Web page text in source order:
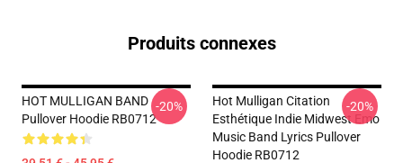
Produits connexes
HOT MULLIGAN BAND
Pullover Hoodie RB0712
-20%
Hot Mulligan Citation
Esthétique Indie Midwest Emo
Music Band Lyrics Pullover
Hoodie RB0712
-20%